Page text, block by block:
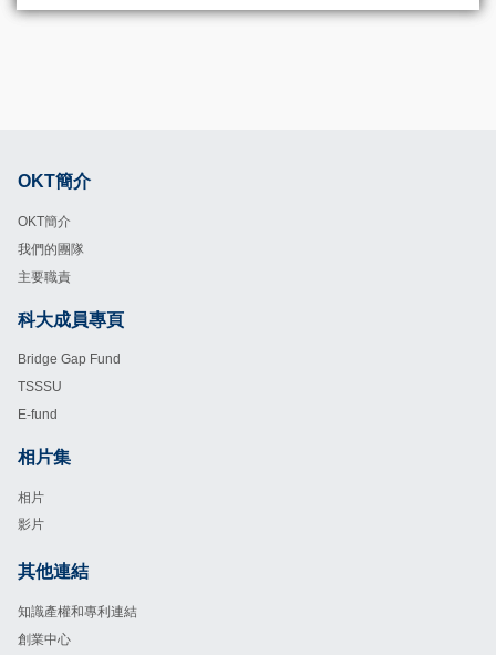
Footer
OKT簡介
OKT簡介
我們的團隊
主要職責
Footer
科大成員專頁
Bridge Gap Fund
TSSSU
E-fund
Footer
相片集
相片
影片
Footer
其他連結
知識產權和專利連結
創業中心